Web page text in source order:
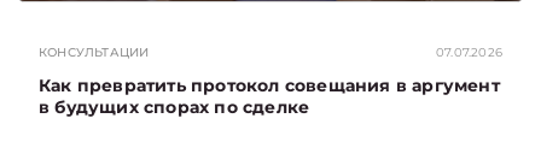
компании «Экономические споры» Наталия
ТАБАЛА. Подписывайтесь на Telegram‑канал и
Viber. Главное об экономике Беларуси —
КОНСУЛЬТАЦИИ 07.07.2026
Как превратить протокол совещания в аргумент
в будущих спорах по сделке